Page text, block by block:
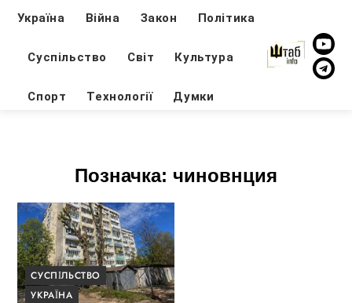
Україна Війна Закон Політика
Суспільство Світ Культура
Спорт Технології Думки
Позначка: чиновнция
СУСПІЛЬСТВО
УКРАЇНА